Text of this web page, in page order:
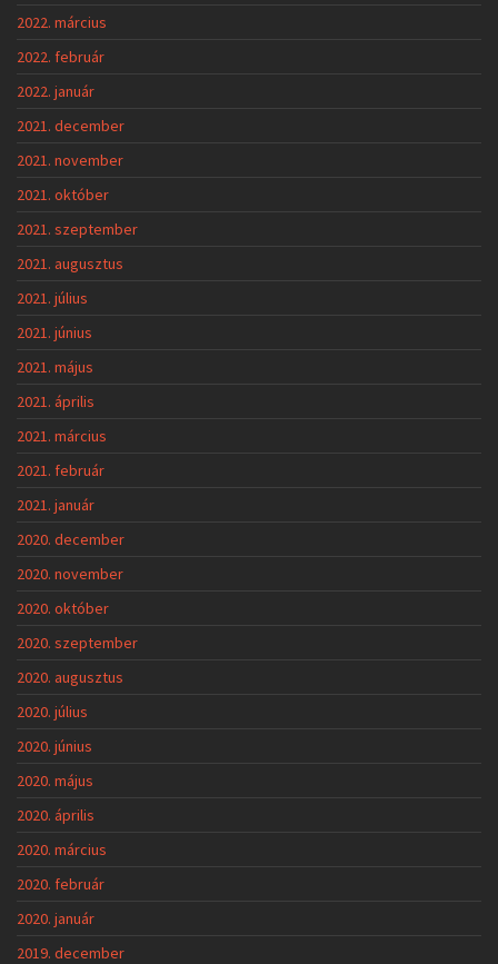
2022. március
2022. február
2022. január
2021. december
2021. november
2021. október
2021. szeptember
2021. augusztus
2021. július
2021. június
2021. május
2021. április
2021. március
2021. február
2021. január
2020. december
2020. november
2020. október
2020. szeptember
2020. augusztus
2020. július
2020. június
2020. május
2020. április
2020. március
2020. február
2020. január
2019. december